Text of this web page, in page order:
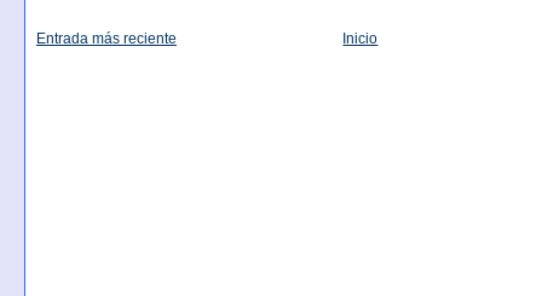
Entrada más reciente Inicio